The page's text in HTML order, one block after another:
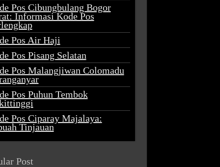
Pos Cibungbulang Bogor
Informasi Kode Pos
Pos Air Haji
Pos Pisang Selatan
Pos Malangjiwan Colomadu
Pos Puhun Tembok
Pos Ciparay Majalaya:
Tinjauan
Post